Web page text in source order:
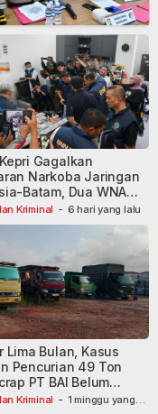
Kriminal - 6 hari yang lalu
Gagalkan
Narkoba Jaringan
Batam, Dua WNA
Kriminal - 1 minggu yang
Lima Bulan, Kasus
Pencurian 49 Ton
PT BAI Belum
Tersangka